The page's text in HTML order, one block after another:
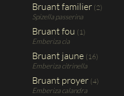
Bruant familier (2)
Spizella passerina
Bruant fou (1)
Emberiza cia
Bruant jaune (16)
Emberiza citrinella
Bruant proyer (4)
Emberiza calandra